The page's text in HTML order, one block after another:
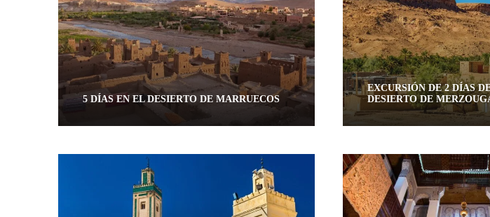
5 DÍAS EN EL DESIERTO DE MARRUECOS
5 días / 4 noches
EXCURSIÓN DE 2 DÍAS
DESIERTO DE
2 días / 1 noche